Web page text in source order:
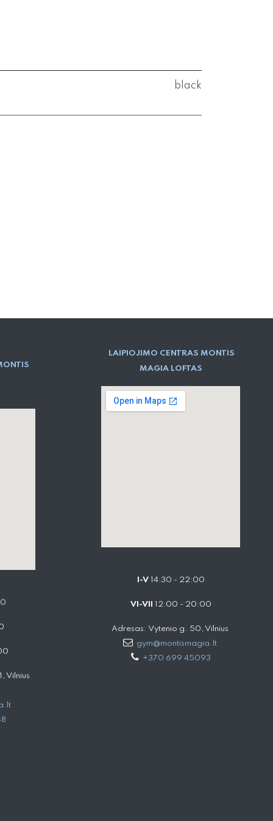
black
Vilnius
LAIPIOJIMO CENTRAS MONTIS
MAGIA LOFTAS
I-V14:30 - 22:00
VI-VII 12:00 - 20:00
Adresas: Vytenio g. 50, Vilnius
gym@montismagia.lt
+370 699 45093